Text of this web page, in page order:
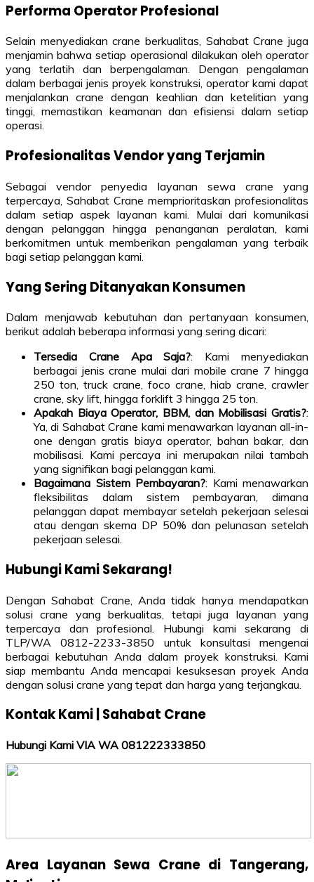
Performa Operator Profesional
Selain menyediakan crane berkualitas, Sahabat Crane juga
menjamin bahwa setiap operasional dilakukan oleh operator
yang terlatih dan berpengalaman. Dengan pengalaman
dalam berbagai jenis proyek konstruksi, operator kami dapat
menjalankan crane dengan keahlian dan ketelitian yang
tinggi, memastikan keamanan dan efisiensi dalam setiap
operasi.
Profesionalitas Vendor yang Terjamin
Sebagai vendor penyedia layanan sewa crane yang
terpercaya, Sahabat Crane memprioritaskan profesionalitas
dalam setiap aspek layanan kami. Mulai dari komunikasi
dengan pelanggan hingga penanganan peralatan, kami
berkomitmen untuk memberikan pengalaman yang terbaik
bagi setiap pelanggan kami.
Yang Sering Ditanyakan Konsumen
Dalam menjawab kebutuhan dan pertanyaan konsumen,
berikut adalah beberapa informasi yang sering dicari:
Tersedia Crane Apa Saja?: Kami menyediakan
berbagai jenis crane mulai dari mobile crane 7 hingga
250 ton, truck crane, foco crane, hiab crane, crawler
crane, sky lift, hingga forklift 3 hingga 25 ton.
Apakah Biaya Operator, BBM, dan Mobilisasi Gratis?:
Ya, di Sahabat Crane kami menawarkan layanan all-in-
one dengan gratis biaya operator, bahan bakar, dan
mobilisasi. Kami percaya ini merupakan nilai tambah
yang signifikan bagi pelanggan kami.
Bagaimana Sistem Pembayaran?: Kami menawarkan
fleksibilitas dalam sistem pembayaran, dimana
pelanggan dapat membayar setelah pekerjaan selesai
atau dengan skema DP 50% dan pelunasan setelah
pekerjaan selesai.
Hubungi Kami Sekarang!
Dengan Sahabat Crane, Anda tidak hanya mendapatkan
solusi crane yang berkualitas, tetapi juga layanan yang
terpercaya dan profesional. Hubungi kami sekarang di
TLP/WA 0812-2233-3850 untuk konsultasi mengenai
berbagai kebutuhan Anda dalam proyek konstruksi. Kami
siap membantu Anda mencapai kesuksesan proyek Anda
dengan solusi crane yang tepat dan harga yang terjangkau.
Kontak Kami | Sahabat Crane
Hubungi Kami VIA WA 081222333850
Area Layanan Sewa Crane di Tangerang,